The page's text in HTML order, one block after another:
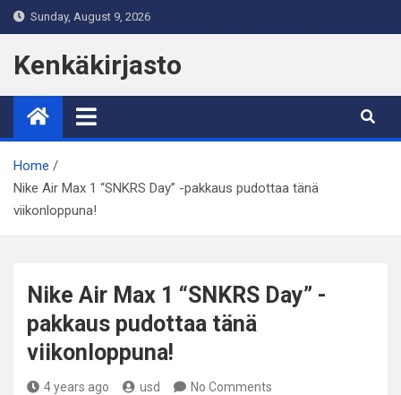
Skip
to
content
Sunday, August 9, 2026
Kenkäkirjasto
Home
Nike Air Max 1 “SNKRS Day” -pakkaus pudottaa tänä
viikonloppuna!
Nike Air Max 1 “SNKRS Day” -
pakkaus pudottaa tänä
viikonloppuna!
4 years ago usd No Comments